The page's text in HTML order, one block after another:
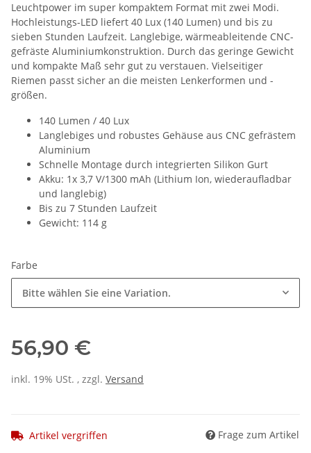
Leuchtpower im super kompaktem Format mit zwei Modi.
Hochleistungs-LED liefert 40 Lux (140 Lumen) und bis zu
sieben Stunden Laufzeit. Langlebige, wärmeableitende CNC-
gefräste Aluminiumkonstruktion. Durch das geringe Gewicht
und kompakte Maß sehr gut zu verstauen. Vielseitiger
Riemen passt sicher an die meisten Lenkerformen und -
größen.
140 Lumen / 40 Lux
Langlebiges und robustes Gehäuse aus CNC gefrästem
Aluminium
Schnelle Montage durch integrierten Silikon Gurt
Akku: 1x 3,7 V/1300 mAh (Lithium Ion, wiederaufladbar
und langlebig)
Bis zu 7 Stunden Laufzeit
Gewicht: 114 g
Farbe
Bitte wählen Sie eine Variation.
56,90 €
inkl. 19% USt. , zzgl. Versand
Artikel vergriffen Frage zum Artikel